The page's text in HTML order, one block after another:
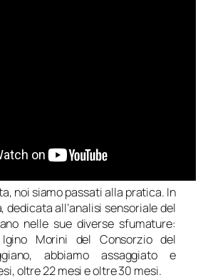
noi siamo passati alla pratica. In
dedicata all’analisi sensoriale del
nelle sue diverse sfumature:
Morini del Consorzio del
abbiamo assaggiato e
oltre 22 mesi e oltre 30 mesi.